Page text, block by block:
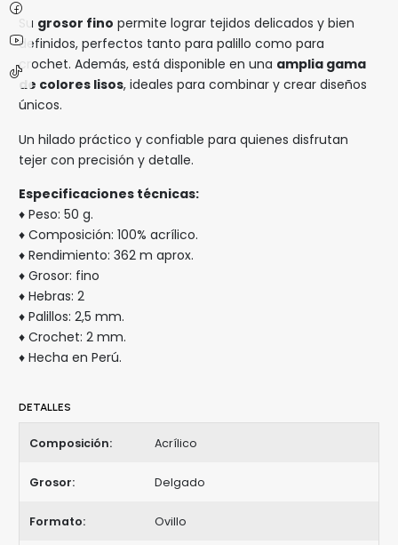
Su grosor fino permite lograr tejidos delicados y bien
definidos, perfectos tanto para palillo como para
crochet. Además, está disponible en una amplia gama
de colores lisos, ideales para combinar y crear diseños
únicos.
Un hilado práctico y confiable para quienes disfrutan
tejer con precisión y detalle.
Especificaciones técnicas:
♦ Peso: 50 g.
♦ Composición: 100% acrílico.
♦ Rendimiento: 362 m aprox.
♦ Grosor: fino
♦ Hebras: 2
♦ Palillos: 2,5 mm.
♦ Crochet: 2 mm.
♦ Hecha en Perú.
DETALLES
Composición: Acrílico
Grosor: Delgado
Formato: Ovillo